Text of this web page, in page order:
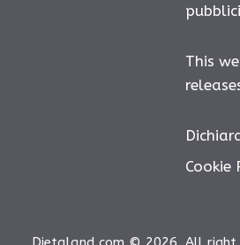
This
Cookie